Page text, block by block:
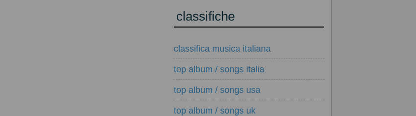
classifiche
classifica musica italiana
top album / songs italia
top album / songs usa
top album / songs uk